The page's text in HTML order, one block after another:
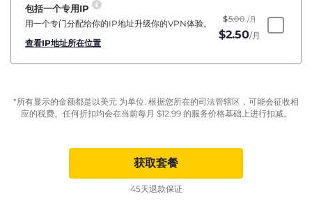
包括一个专用IP
用一个专门分配给你的IP地址升级你的VPN体验。
查看IP地址所在位置
$5.00 /月
$2.50/月
*所有显示的金额都是以美元 为单位. 根据您所在的司法管辖区，可能会征收相
应的税费。任何折扣均会在当前每月 $12.99的服务价格基础上进行扣减。
获取套餐
45天退款保证